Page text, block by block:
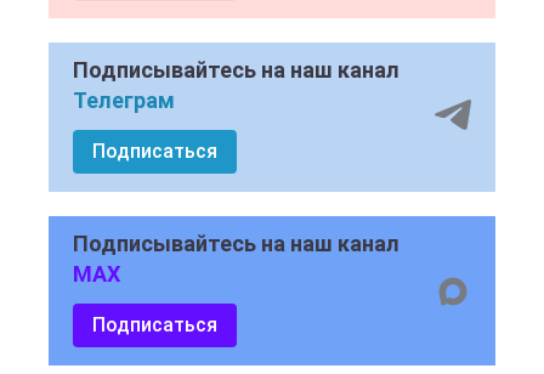
Подписывайтесь на наш канал
Телеграм
Подписаться
Подписывайтесь на наш канал
MAX
Подписаться